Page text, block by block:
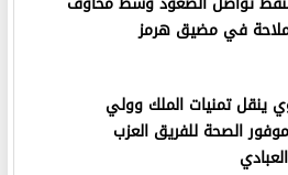
في مضيق هرمز
ينقل تمنيات الملك وولي
الصحة للفريق العزب